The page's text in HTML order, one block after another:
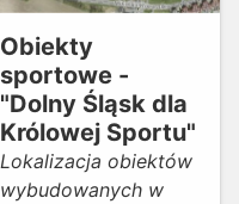
Obiekty
sportowe -
"Dolny Śląsk dla
Królowej Sportu"
Lokalizacja obiektów
wybudowanych w